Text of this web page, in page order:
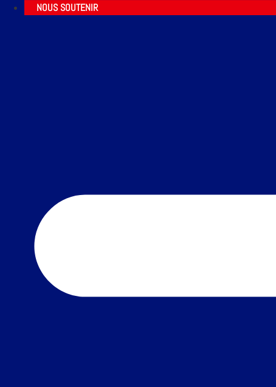
NOUS SOUTENIR